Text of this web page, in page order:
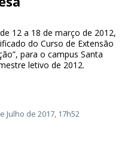
12 a 18 de março de 2012,
do Curso de Extensão
para o campus Santa
letivo de 2012.
Julho de 2017, 17h52